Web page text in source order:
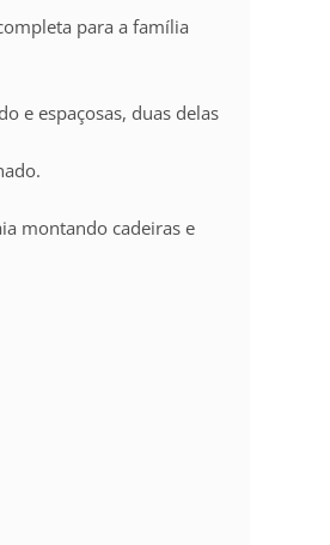
para a família
e espaçosas, duas delas
montando cadeiras e